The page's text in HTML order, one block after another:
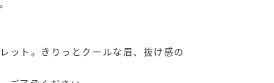
ット。きりっとクールな眉、抜け感の